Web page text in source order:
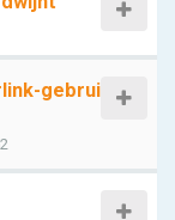
gebrui